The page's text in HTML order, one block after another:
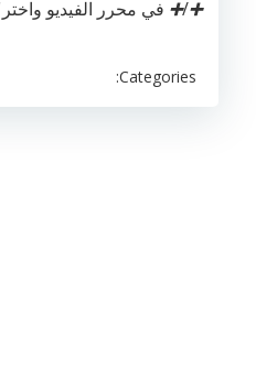
➕
/
➕ في محرر الفيديو
Categories: